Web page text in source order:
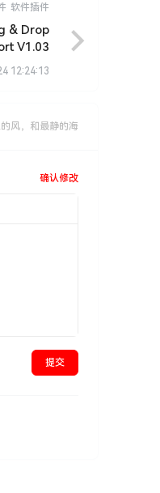
软件插件
& Drop
V1.03
12:24:13
风，和最静的海
确认修改
提交